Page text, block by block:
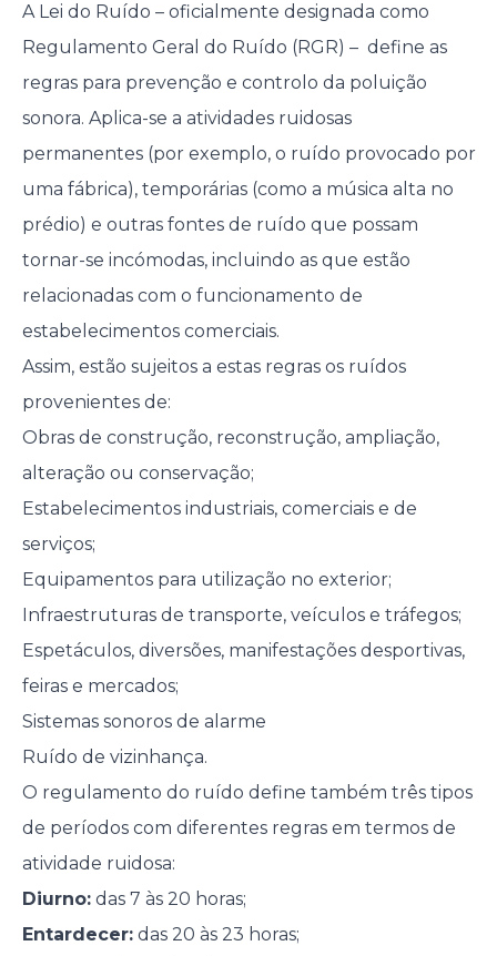
A Lei do Ruído – oficialmente designada como
Regulamento Geral do Ruído (RGR) – define as
regras para prevenção e controlo da poluição
sonora. Aplica-se a atividades ruidosas
permanentes (por exemplo, o ruído provocado por
uma fábrica), temporárias (como a música alta no
prédio) e outras fontes de ruído que possam
tornar-se incómodas, incluindo as que estão
relacionadas com o funcionamento de
estabelecimentos comerciais.
Assim, estão sujeitos a estas regras os ruídos
provenientes de:
Obras de construção, reconstrução, ampliação,
alteração ou conservação;
Estabelecimentos industriais, comerciais e de
serviços;
Equipamentos para utilização no exterior;
Infraestruturas de transporte, veículos e tráfegos;
Espetáculos, diversões, manifestações desportivas,
feiras e mercados;
Sistemas sonoros de alarme
Ruído de vizinhança.
O regulamento do ruído define também três tipos
de períodos com diferentes regras em termos de
atividade ruidosa:
Diurno:das 7 às 20 horas;
Entardecer:das 20 às 23 horas;